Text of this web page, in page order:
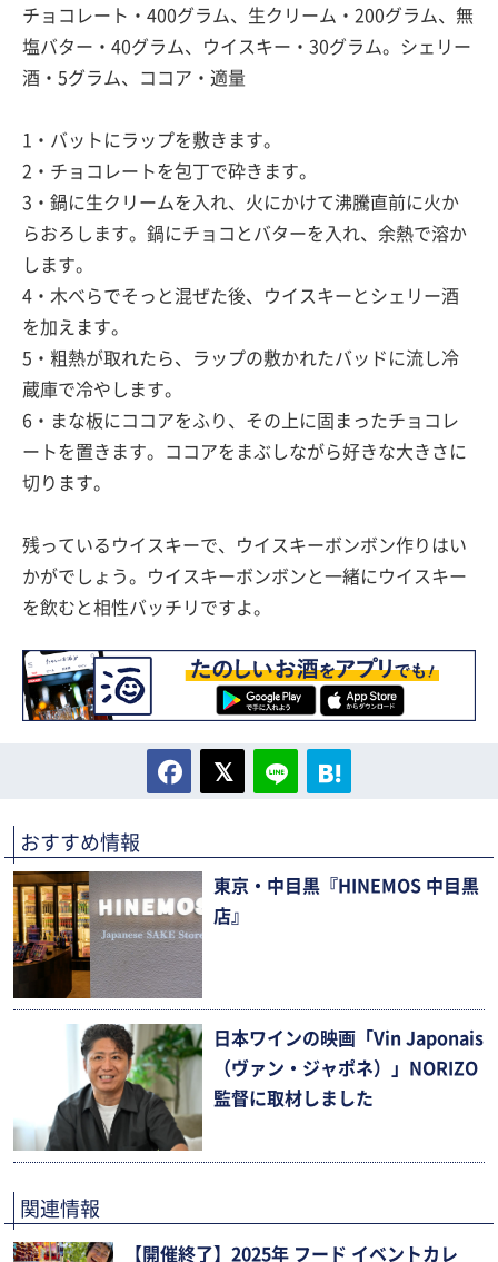
チョコレート・400グラム、生クリーム・200グラム、無
塩バター・40グラム、ウイスキー・30グラム。シェリー
酒・5グラム、ココア・適量
1・バットにラップを敷きます。
2・チョコレートを包丁で砕きます。
3・鍋に生クリームを入れ、火にかけて沸騰直前に火か
らおろします。鍋にチョコとバターを入れ、余熱で溶か
します。
4・木べらでそっと混ぜた後、ウイスキーとシェリー酒
を加えます。
5・粗熱が取れたら、ラップの敷かれたバッドに流し冷
蔵庫で冷やします。
6・まな板にココアをふり、その上に固まったチョコレ
ートを置きます。ココアをまぶしながら好きな大きさに
切ります。
残っているウイスキーで、ウイスキーボンボン作りはい
かがでしょう。ウイスキーボンボンと一緒にウイスキー
を飲むと相性バッチリですよ。
おすすめ情報
東京・中目黒『HINEMOS 中目黒
店』
日本ワインの映画「Vin Japonais
（ヴァン・ジャポネ）」NORIZO
監督に取材しました
関連情報
【開催終了】2025年 フード イベントカレ